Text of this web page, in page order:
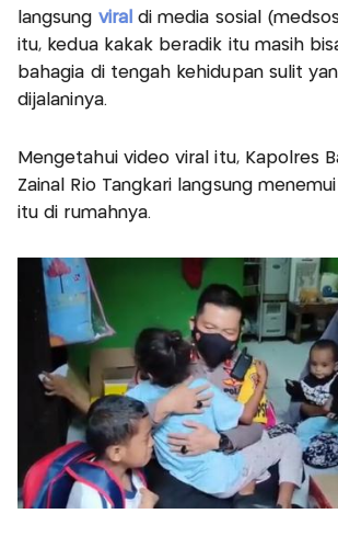
langsung viral di media sosial
itu, kedua kakak beradik itu masih
bahagia di tengah kehidupan sulit
dijalaninya.
Mengetahui video viral itu, Kapolres
Zainal Rio Tangkari langsung
itu di rumahnya.